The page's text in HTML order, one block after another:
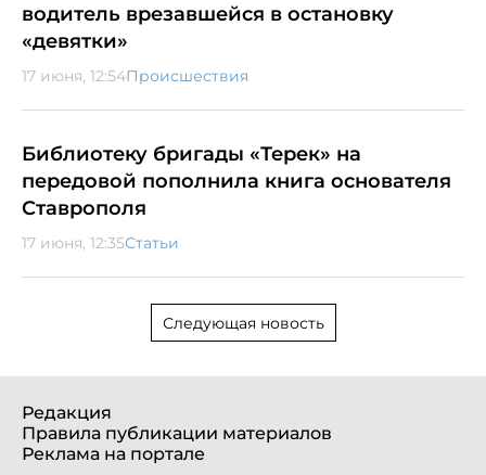
водитель врезавшейся в остановку
«девятки»
17 июня, 12:54Происшествия
Библиотеку бригады «Терек» на
передовой пополнила книга основателя
Ставрополя
17 июня, 12:35Статьи
Следующая новость
Редакция
Правила публикации материалов
Реклама на портале